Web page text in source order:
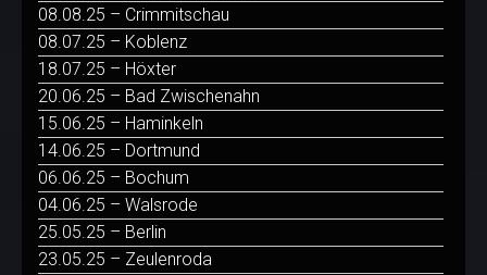
08.08.25 – Crimmitschau
08.07.25 – Koblenz
18.07.25 – Höxter
20.06.25 – Bad Zwischenahn
15.06.25 – Haminkeln
14.06.25 – Dortmund
06.06.25 – Bochum
04.06.25 – Walsrode
25.05.25 – Berlin
23.05.25 – Zeulenroda